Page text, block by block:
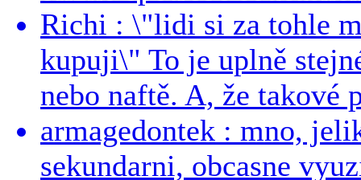
Richi : \"lidi si za tohle
kupuji\" To je uplně
nebo naftě. A, že takové
armagedontek : mno,
sekundarni, obcasne